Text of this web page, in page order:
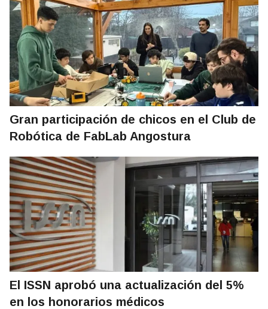
Gran participación de chicos en el Club de
Robótica de FabLab Angostura
El ISSN aprobó una actualización del 5%
en los honorarios médicos